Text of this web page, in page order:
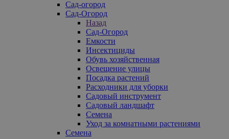
Сад-огород
Сад-Огород
Назад
Сад-Огород
Емкости
Инсектициды
Обувь хозяйственная
Освещение улицы
Посадка растений
Расходники для уборки
Садовый инструмент
Садовый ландшафт
Семена
Уход за комнатными растениями
Семена